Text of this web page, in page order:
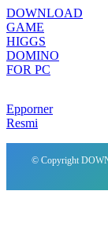
DOWNLOAD
GAME
HIGGS
DOMINO
FOR PC
Epporner
Resmi
© Copyright